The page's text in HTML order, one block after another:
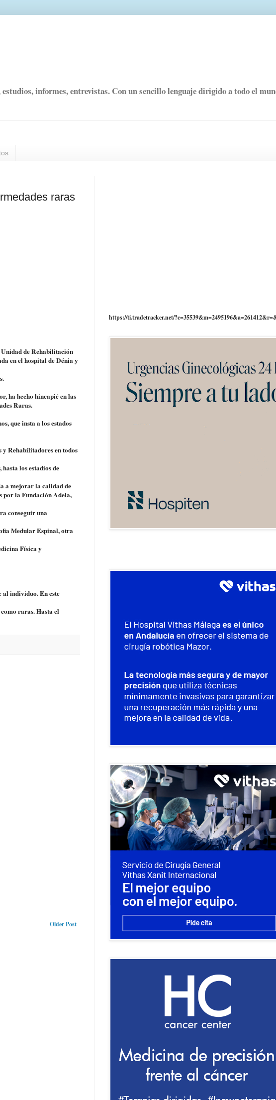
informes, entrevistas. Con un sencillo lenguaje dirigido a todo el
raras
de Rehabilitación
en el hospital de Dénia y
ha hecho hincapié en las
Raras.
que insta a los estados
Rehabilitadores en todos
los estadíos de
a mejorar la calidad de
por la Fundación Adela,
conseguir una
Medular Espinal, otra
Física y
al individuo. En este
raras. Hasta el
Older Post
https://ti.tradetracker.net/